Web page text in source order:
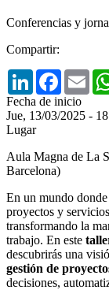
Conferencias y
Compartir:
LinkedInFacebook
Fecha de inicio
Jue, 13/03/2025 -
Lugar
Aula Magna de La
Barcelona)
En un mundo
proyectos y
transformando la
trabajo. En este
descubrirás una
gestión de
decisiones,